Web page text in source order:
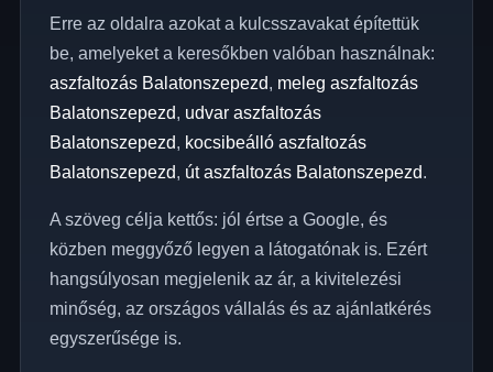
Erre az oldalra azokat a kulcsszavakat építettük
be, amelyeket a keresőkben valóban használnak:
aszfaltozás Balatonszepezd, meleg aszfaltozás
Balatonszepezd, udvar aszfaltozás
Balatonszepezd, kocsibeálló aszfaltozás
Balatonszepezd, út aszfaltozás Balatonszepezd.
A szöveg célja kettős: jól értse a Google, és
közben meggyőző legyen a látogatónak is. Ezért
hangsúlyosan megjelenik az ár, a kivitelezési
minőség, az országos vállalás és az ajánlatkérés
egyszerűsége is.